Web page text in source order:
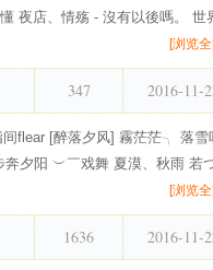
夜店、情殇 - 沒有以後嗎。 世
[浏览
347 2016-11-
flear [醉落夕风] 霧茫茫╮ 落雪
夕阳 ︶￣戏舞 夏漠、秋雨 若
[浏览
1636 2016-11-